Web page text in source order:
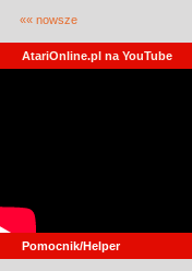
«« nowsze
AtariOnline.pl na YouTube
Pomocnik/Helper